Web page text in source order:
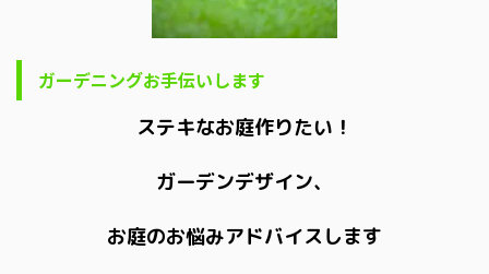
ガーデニングお手伝いします
ステキなお庭作りたい！
ガーデンデザイン、
お庭のお悩みアドバイスします